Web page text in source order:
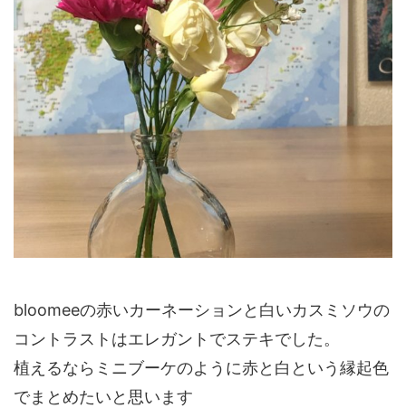
bloomeeの赤いカーネーションと白いカスミソウの
コントラストはエレガントでステキでした。
植えるならミニブーケのように赤と白という縁起色
でまとめたいと思います